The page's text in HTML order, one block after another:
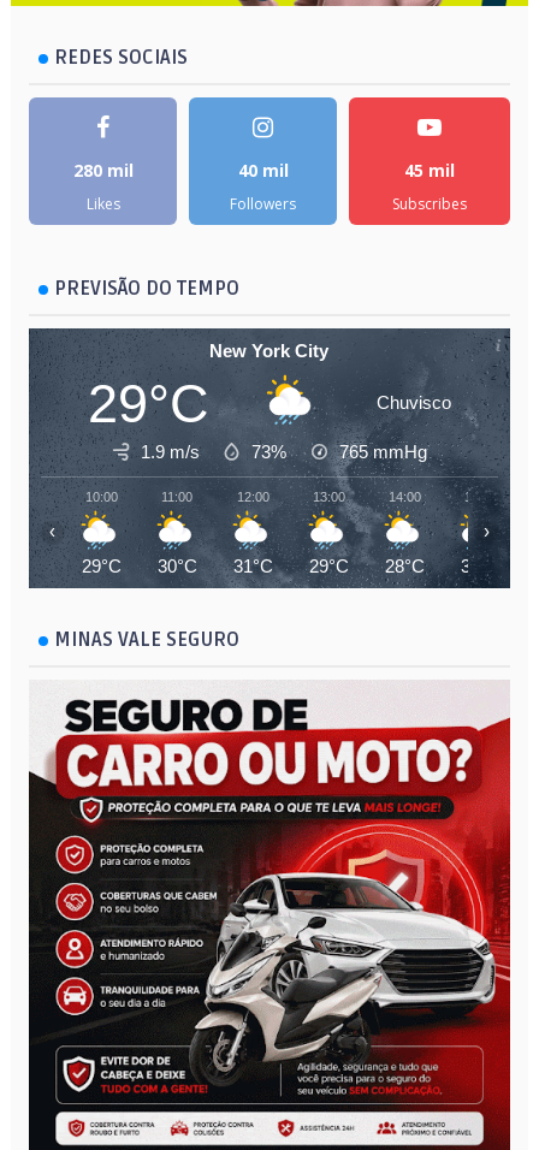
REDES SOCIAIS
280 mil
Likes
40 mil
Followers
45 mil
Subscribes
PREVISÃO DO TEMPO
New York City
29°C Chuvisco
1.9 m/s 73% 765mmHg
10:00
29°C
11:00
30°C
12:00
31°C
13:00
29°C
14:00
28°C
15:00
30°C
‹ ›
MINAS VALE SEGURO